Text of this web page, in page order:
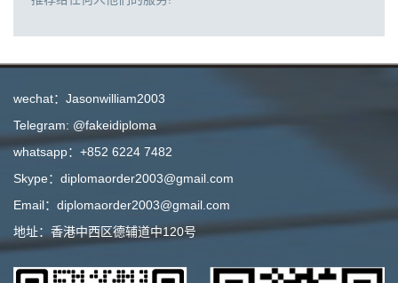
wechat：Jasonwilliam2003
Telegram: @fakeidiploma
whatsapp：+852 6224 7482
Skype：diplomaorder2003@gmail.com
Email：diplomaorder2003@gmail.com
地址：香港中西区德辅道中120号